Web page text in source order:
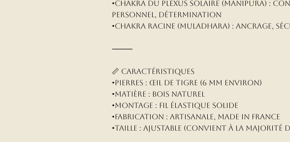
•Chakra du Plexus Solaire (Manipura) :
personnel, détermination
•Chakra Racine (Muladhara) : ancrage,
⸻
📏 Caractéristiques
•Pierres : Œil de tigre (6 mm environ)
•Matière : Bois naturel
•Montage : Fil élastique solide
•Fabrication : Artisanale, made in France
•Taille : Ajustable (convient à la majorité